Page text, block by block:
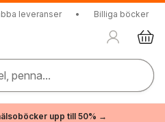
leveranser • Billiga böcker
penna...
upp till 50% →